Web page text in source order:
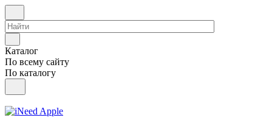
Каталог
По всему сайту
По каталогу